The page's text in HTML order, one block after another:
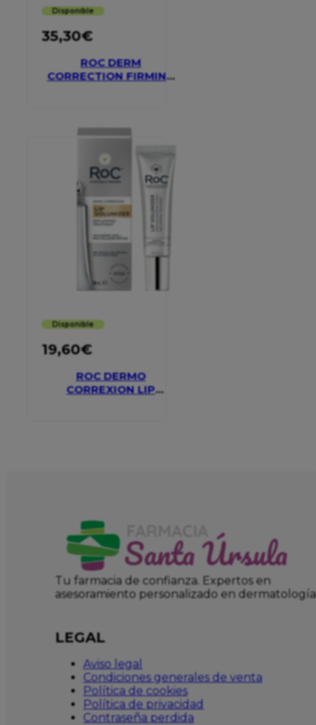
Disponible
35,30€
ROC DERM
CORRECTION FIRMING
Disponible
19,60€
ROC DERMO
CORREXION LIP
Tu farmacia de confianza. Expertos en
asesoramiento personalizado en dermatología
LEGAL
Aviso legal
Condiciones generales de venta
Política de cookies
Política de privacidad
Contraseña perdida